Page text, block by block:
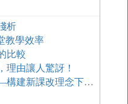
析
教學效率
比較
理由讓人驚訝！
習慣養成，獲益終生 ——構建新課改理念下“大語文習慣養成”的體系